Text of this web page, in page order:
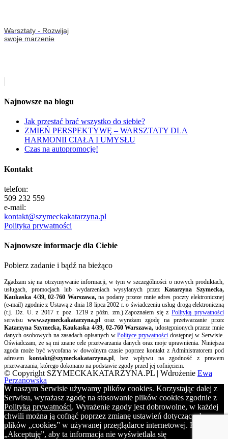
Warsztaty - Rozwijaj
swoje marzenie
Najnowsze na blogu
Jak przestać brać wszystko do siebie?
ZMIEŃ PERSPEKTYWĘ – WARSZTATY DLA
HARMONII CIAŁA I UMYSŁU
Czas na autopromocję!
Kontakt
telefon:
509 232 559
e-mail:
kontakt@szymeckakatarzyna.pl
Polityka prywatności
Najnowsze informacje dla Ciebie
Pobierz zadanie i bądź na bieżąco
Zgadzam się na otrzymywanie informacji, w tym w szczególności o nowych produktach,
usługach, promocjach lub wydarzeniach wysyłanych przezKatarzyna Szymecka,
Kaukaska 4/39, 02-760 Warszawa, na podany przeze mnie adres poczty elektronicznej
(e-mail) zgodnie z Ustawą z dnia 18 lipca 2002 r. o świadczeniu usług drogą elektroniczną
(t.j. Dz. U. z 2017 r. poz. 1219 z późn. zm.).Zapoznałem się zPolityką prywatności
serwisu www.szymeckakatarzyna.ploraz wyrażam zgodę na przetwarzanie przez
Katarzyna Szymecka, Kaukaska 4/39, 02-760 Warszawa, udostępnionych przeze mnie
danych osobowych na zasadach opisanych wPolityce prywatności dostępnej w Serwisie.
Oświadczam, że są mi znane cele przetwarzania danych oraz moje uprawnienia. Niniejsza
zgoda może być wycofana w dowolnym czasie poprzez kontakt z Administratorem pod
adresem kontakt@szymeckakatarzyna.pl, bez wpływu na zgodność z prawem
przetwarzania, którego dokonano na podstawie zgody przed jej cofnięciem.
© Copyright SZYMECKAKATARZYNA.PL | Wdrożenie Ewa
Perzanowska
W naszym Serwisie używamy plików cookies. Korzystając dalej z
Serwisu, wyrażasz zgodę na stosowanie plików cookies zgodnie z
Polityką prywatności. Wyrażenie zgody jest dobrowolne, w każdej
chwili można ją cofnąć poprzez zmianę ustawień dotyczących
plików „cookies” w używanej przeglądarce internetowej. Kliknij
„Akceptuję”, aby ta informacja nie wyświetlała się